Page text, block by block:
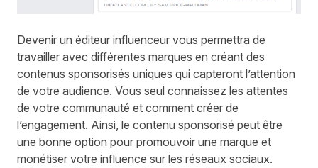
Devenir un éditeur influenceur vous permettra de
travailler avec différentes marques en créant des
contenus sponsorisés uniques qui capteront l’attention
de votre audience. Vous seul connaissez les attentes
de votre communauté et comment créer de
l’engagement. Ainsi, le contenu sponsorisé peut être
une bonne option pour promouvoir une marque et
monétiser votre influence sur les réseaux sociaux.